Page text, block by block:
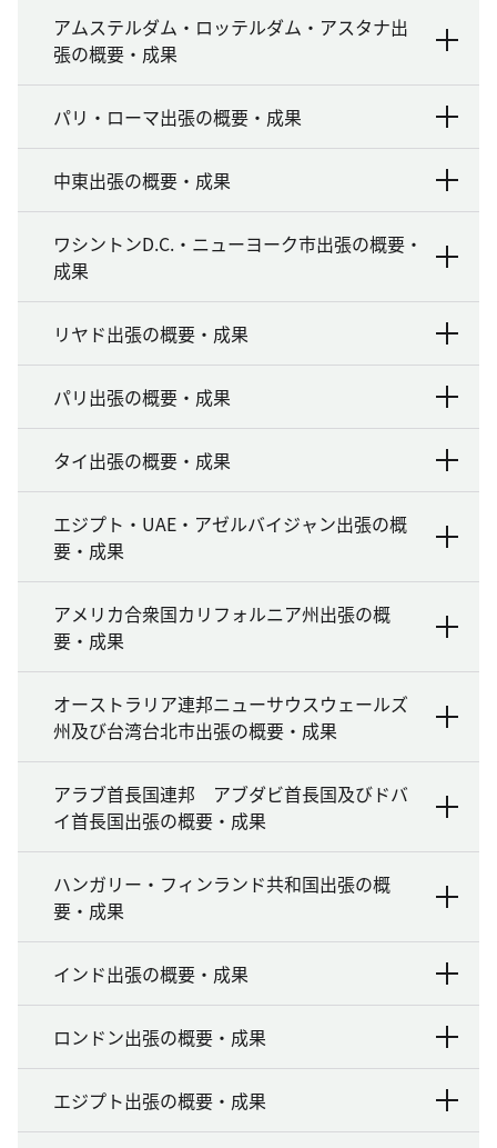
アムステルダム・ロッテルダム・アスタナ出
張の概要・成果
パリ・ローマ出張の概要・成果
中東出張の概要・成果
ワシントンD.C.・ニューヨーク市出張の概要・
成果
リヤド出張の概要・成果
パリ出張の概要・成果
タイ出張の概要・成果
エジプト・UAE・アゼルバイジャン出張の概
要・成果
アメリカ合衆国カリフォルニア州出張の概
要・成果
オーストラリア連邦ニューサウスウェールズ
州及び台湾台北市出張の概要・成果
アラブ首長国連邦 アブダビ首長国及びドバ
イ首長国出張の概要・成果
ハンガリー・フィンランド共和国出張の概
要・成果
インド出張の概要・成果
ロンドン出張の概要・成果
エジプト出張の概要・成果